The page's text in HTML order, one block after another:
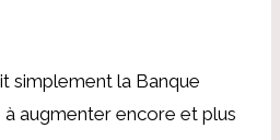
simplement la Banque
augmenter encore et plus